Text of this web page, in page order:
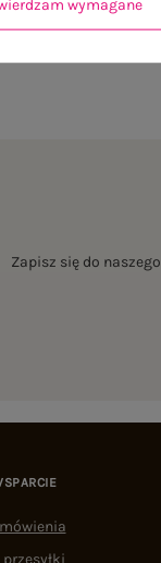
Zapisz się do
wymagane